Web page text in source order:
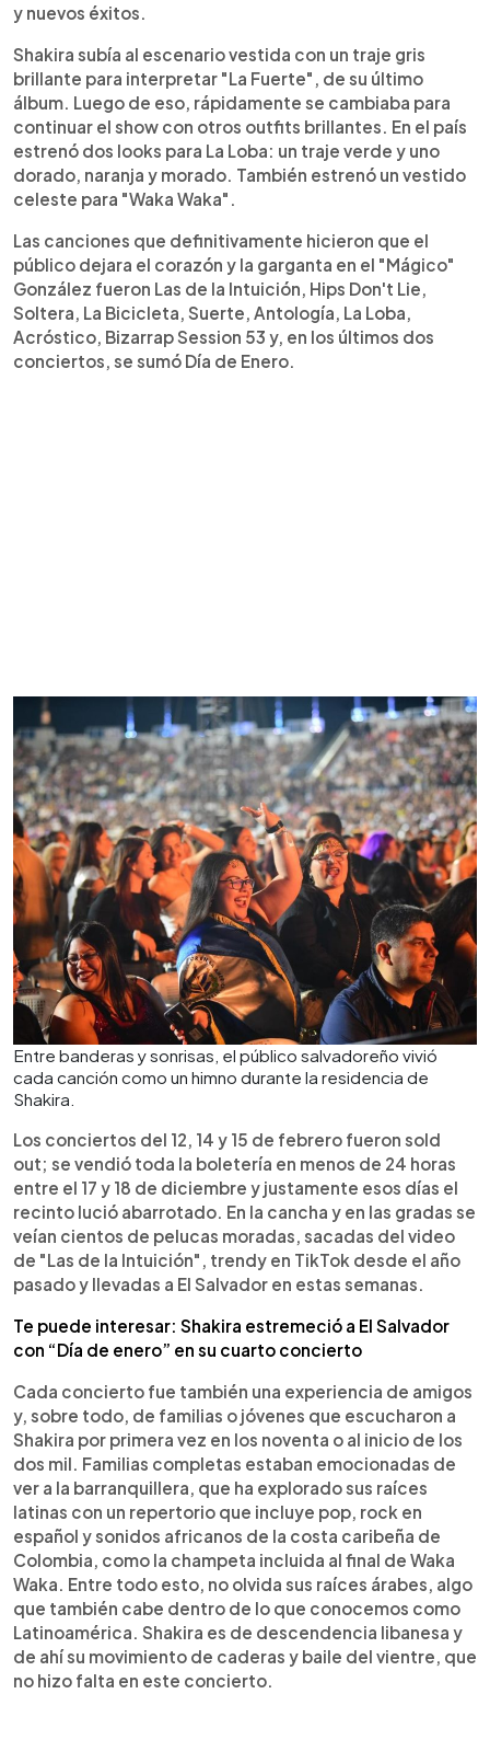
y nuevos éxitos.
Shakira subía al escenario vestida con un traje gris
brillante para interpretar "La Fuerte", de su último
álbum. Luego de eso, rápidamente se cambiaba para
continuar el show con otros outfits brillantes. En el país
estrenó dos looks para La Loba: un traje verde y uno
dorado, naranja y morado. También estrenó un vestido
celeste para "Waka Waka".
Las canciones que definitivamente hicieron que el
público dejara el corazón y la garganta en el "Mágico"
González fueron Las de la Intuición, Hips Don't Lie,
Soltera, La Bicicleta, Suerte, Antología, La Loba,
Acróstico, Bizarrap Session 53 y, en los últimos dos
conciertos, se sumó Día de Enero.
Entre banderas y sonrisas, el público salvadoreño vivió
cada canción como un himno durante la residencia de
Shakira.
Los conciertos del 12, 14 y 15 de febrero fueron sold
out; se vendió toda la boletería en menos de 24 horas
entre el 17 y 18 de diciembre y justamente esos días el
recinto lució abarrotado. En la cancha y en las gradas se
veían cientos de pelucas moradas, sacadas del video
de "Las de la Intuición", trendy en TikTok desde el año
pasado y llevadas a El Salvador en estas semanas.
Te puede interesar: Shakira estremeció a El Salvador
con “Día de enero” en su cuarto concierto
Cada concierto fue también una experiencia de amigos
y, sobre todo, de familias o jóvenes que escucharon a
Shakira por primera vez en los noventa o al inicio de los
dos mil. Familias completas estaban emocionadas de
ver a la barranquillera, que ha explorado sus raíces
latinas con un repertorio que incluye pop, rock en
español y sonidos africanos de la costa caribeña de
Colombia, como la champeta incluida al final de Waka
Waka. Entre todo esto, no olvida sus raíces árabes, algo
que también cabe dentro de lo que conocemos como
Latinoamérica. Shakira es de descendencia libanesa y
de ahí su movimiento de caderas y baile del vientre, que
no hizo falta en este concierto.